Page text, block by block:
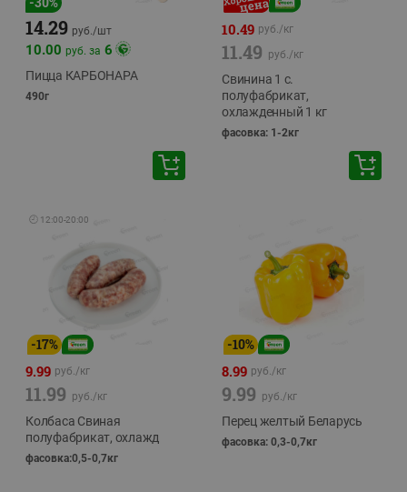
14.29 руб./шт
10.00 руб. за 6
Пицца КАРБОНАРА
490г
10.49 руб./кг
11.49 руб./кг
Свинина 1 с.
полуфабрикат,
охлажденный 1 кг
фасовка: 1-2кг
🕘 12:00-20:00
-17%
9.99 руб./кг
11.99 руб./кг
Колбаса Свиная
полуфабрикат, охлажд
фасовка:0,5-0,7кг
-10%
8.99 руб./кг
9.99 руб./кг
Перец желтый Беларусь
фасовка: 0,3-0,7кг